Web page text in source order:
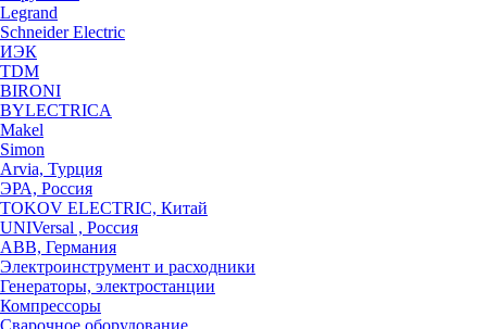
Legrand
Schneider Electric
ИЭК
TDM
BIRONI
BYLECTRICA
Makel
Simon
Arvia, Турция
ЭРА, Россия
TOKOV ELECTRIC, Китай
UNIVersal , Россия
ABB, Германия
Электроинструмент и расходники
Генераторы, электростанции
Компрессоры
Сварочное оборудование